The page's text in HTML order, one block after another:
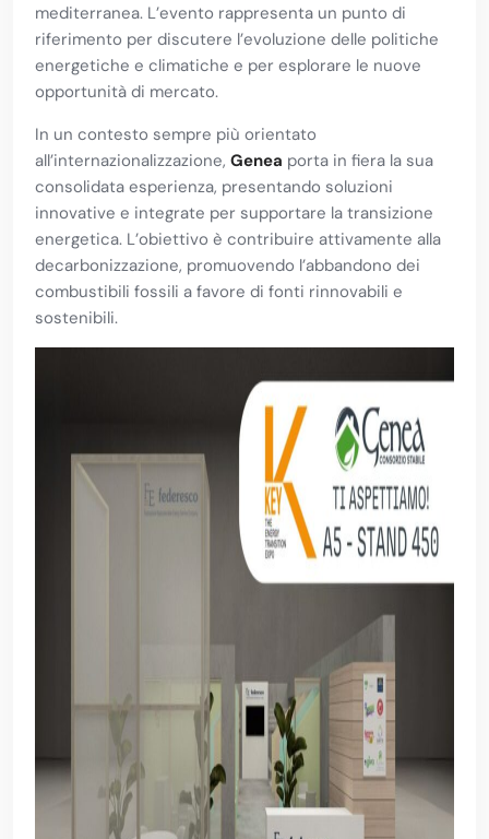
mediterranea. L’evento rappresenta un punto di
riferimento per discutere l’evoluzione delle politiche
energetiche e climatiche e per esplorare le nuove
opportunità di mercato.
In un contesto sempre più orientato
all’internazionalizzazione, Genea porta in fiera la sua
consolidata esperienza, presentando soluzioni
innovative e integrate per supportare la transizione
energetica. L’obiettivo è contribuire attivamente alla
decarbonizzazione, promuovendo l’abbandono dei
combustibili fossili a favore di fonti rinnovabili e
sostenibili.